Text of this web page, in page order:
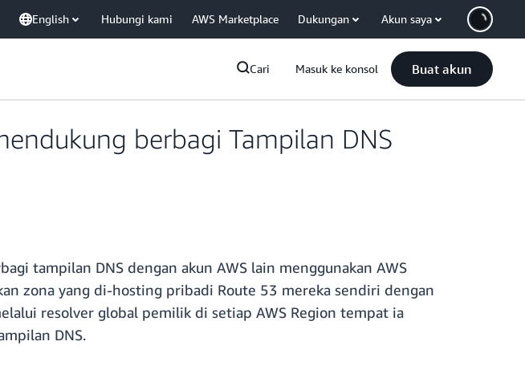
English Hubungi kami AWS Marketplace Dukungan Akun saya
Cari Masuk ke konsol Buat akun
berbagi Tampilan DNS
tampilan DNS dengan akun AWS lain menggunakan AWS
zona yang di-hosting pribadi Route 53 mereka sendiri dengan
resolver global pemilik di setiap AWS Region tempat ia
DNS.